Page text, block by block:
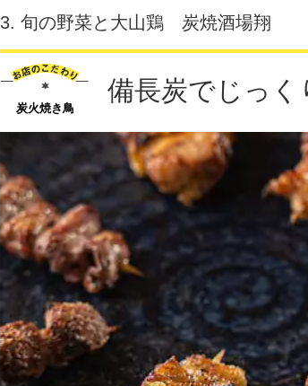
3. 旬の野菜と大山鶏 炭焼酒場翔
炭火焼き鳥
備長炭でじっく